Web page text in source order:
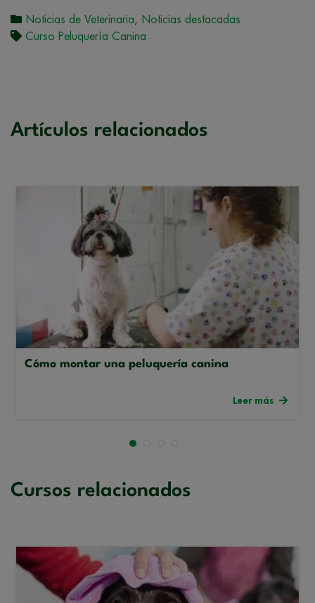
Noticias de Veterinaria, Noticias destacadas
Curso Peluquería Canina
Artículos relacionados
Cómo montar una peluquería canina
Leer más
Cursos relacionados